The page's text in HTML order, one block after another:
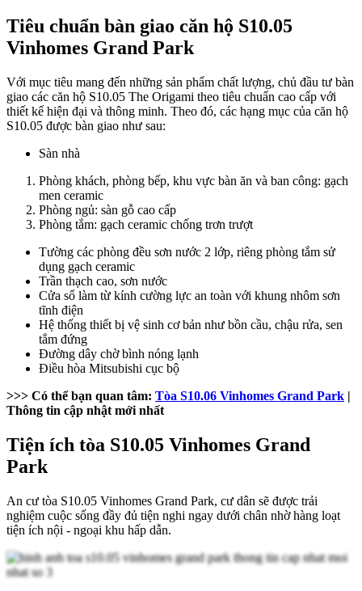
Tiêu chuẩn bàn giao căn hộ S10.05
Vinhomes Grand Park
Với mục tiêu mang đến những sản phẩm chất lượng, chủ đầu tư bàn
giao các căn hộ S10.05 The Origami theo tiêu chuẩn cao cấp với
thiết kế hiện đại và thông minh. Theo đó, các hạng mục của căn hộ
S10.05 được bàn giao như sau:
Sàn nhà
Phòng khách, phòng bếp, khu vực bàn ăn và ban công: gạch
men ceramic
Phòng ngủ: sàn gỗ cao cấp
Phòng tắm: gạch ceramic chống trơn trượt
Tường các phòng đều sơn nước 2 lớp, riêng phòng tắm sử
dụng gạch ceramic
Trần thạch cao, sơn nước
Cửa sổ làm từ kính cường lực an toàn với khung nhôm sơn
tĩnh điện
Hệ thống thiết bị vệ sinh cơ bản như bồn cầu, chậu rửa, sen
tắm đứng
Đường dây chờ bình nóng lạnh
Điều hòa Mitsubishi cục bộ
>>> Có thể bạn quan tâm: Tòa S10.06 Vinhomes Grand Park |
Thông tin cập nhật mới nhất
Tiện ích tòa S10.05 Vinhomes Grand
Park
An cư tòa S10.05 Vinhomes Grand Park, cư dân sẽ được trải
nghiệm cuộc sống đầy đủ tiện nghi ngay dưới chân nhờ hàng loạt
tiện ích nội - ngoại khu hấp dẫn.